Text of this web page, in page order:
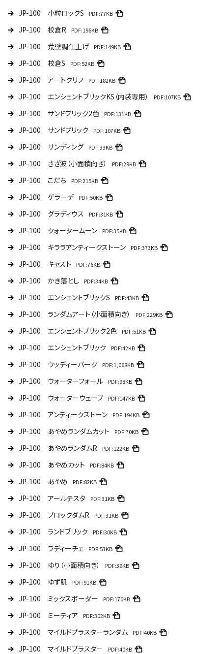
JP-100 小粒ロックS PDF:77KB
JP-100 校倉R PDF:196KB
JP-100 荒壁調仕上げ PDF:149KB
JP-100 校倉S PDF:52KB
JP-100 アートクリフ PDF:182KB
JP-100 エンシェントブリックKS（内装専用） PDF:107KB
JP-100 サンドブリック2色 PDF:131KB
JP-100 サンドブリック PDF:107KB
JP-100 サンディング PDF:33KB
JP-100 さざ波（小面積向き） PDF:29KB
JP-100 こだち PDF:215KB
JP-100 ゲラーデ PDF:50KB
JP-100 グラディウス PDF:31KB
JP-100 クォータームーン PDF:35KB
JP-100 キララアンティークストーン PDF:373KB
JP-100 キャスト PDF:76KB
JP-100 かき落とし PDF:34KB
JP-100 エンシェントブリックS PDF:43KB
JP-100 ランダムアート（小面積向き） PDF:229KB
JP-100 エンシェントブリック2色 PDF:51KB
JP-100 エンシェントブリック PDF:42KB
JP-100 ウッディーバーク PDF:1,068KB
JP-100 ウォーターフォール PDF:98KB
JP-100 ウォーターウェーブ PDF:147KB
JP-100 アンティークストーン PDF:194KB
JP-100 あやめランダムカット PDF:70KB
JP-100 あやめランダムR PDF:122KB
JP-100 あやめカット PDF:84KB
JP-100 あやめ PDF:82KB
JP-100 アールテスタ PDF:31KB
JP-100 ブロックダムR PDF:31KB
JP-100 ランドブリック PDF:30KB
JP-100 ラディーチェ PDF:53KB
JP-100 ゆり（小面積向き） PDF:39KB
JP-100 ゆず肌 PDF:91KB
JP-100 ミックスボーダー PDF:170KB
JP-100 ミーティア PDF:302KB
JP-100 マイルドプラスターランダム PDF:40KB
JP-100 マイルドプラスター PDF:40KB